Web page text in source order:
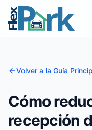
Volver a la Guía
Cómo
recepción